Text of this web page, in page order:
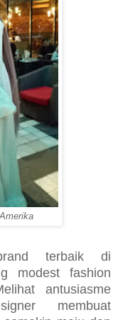
terbaik di
modest fashion
antusiasme
membuat